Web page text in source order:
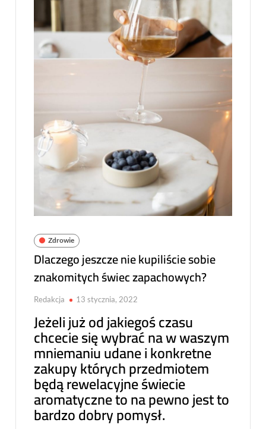
Zdrowie
Dlaczego jeszcze nie kupiliście sobie
znakomitych świec zapachowych?
Redakcja 13 stycznia, 2022
Jeżeli już od jakiegoś czasu
chcecie się wybrać na w waszym
mniemaniu udane i konkretne
zakupy których przedmiotem
będą rewelacyjne świecie
aromatyczne to na pewno jest to
bardzo dobry pomysł.